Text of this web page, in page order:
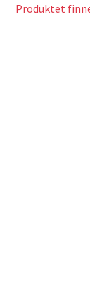
Produktet